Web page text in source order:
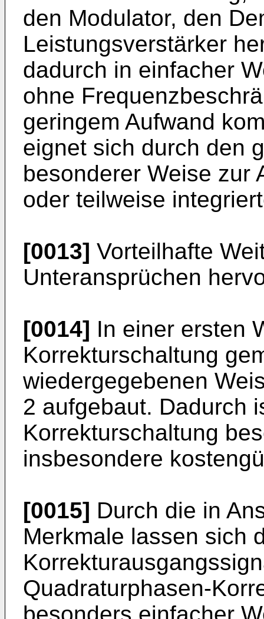
den Modulator, den
Leistungsverstärker
dadurch in einfacher
ohne
geringem Aufwand
eignet sich durch den
besonderer Weise zur
oder teilweise
[0013] Vorteilhafte
Unteransprüchen
[0014] In einer ersten
Korrekturschaltung
wiedergegebenen
2 aufgebaut. Dadurch
Korrekturschaltung
insbesondere
[0015] Durch die in
Merkmale lassen sich
Quadraturphasen-